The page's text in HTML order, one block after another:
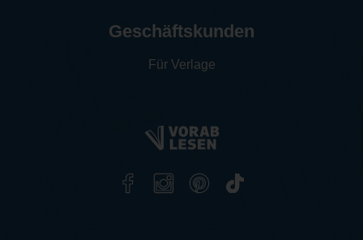
Geschäftskunden
Für Verlage